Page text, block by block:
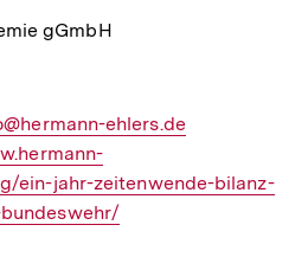
gGmbH
ehlers.de
ein-jahr-zeitenwende-bilanz-